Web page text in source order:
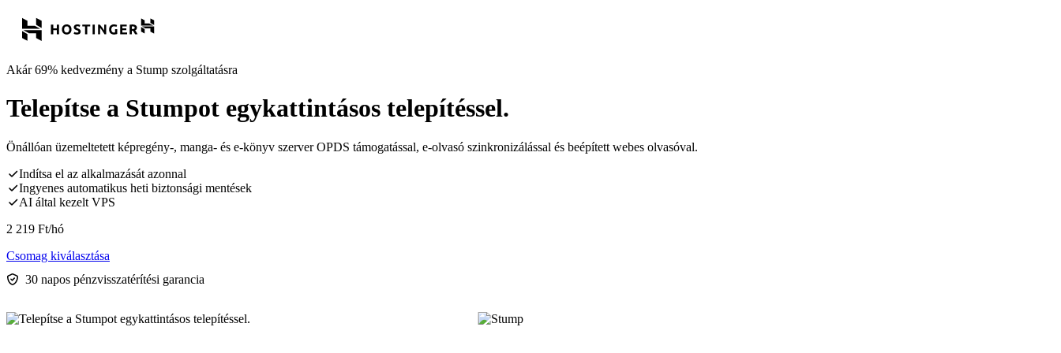
Akár 69% kedvezmény a Stump szolgáltatásra
Telepítse a Stumpot egykattintásos telepítéssel.
Önállóan üzemeltetett képregény-, manga- és e-könyv szerver OPDS támogatással, e-olvasó szinkronizálással és beépített webes olvasóval.
Indítsa el az alkalmazását azonnal
Ingyenes automatikus heti biztonsági mentések
AI által kezelt VPS
2 219 Ft/hó
Csomag kiválasztása
30 napos pénzvisszatérítési garancia